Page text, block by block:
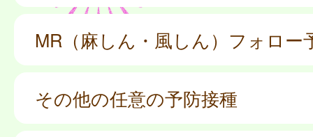
MR（麻しん・風しん）フォロー
その他の任意の予防接種